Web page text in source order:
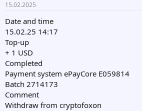
15.02.2025
Date and time
15.02.25 14:17
Top-up
+ 1 USD
Completed
Payment system ePayCore E059814
Batch 2714173
Comment
Withdraw from cryptofoxon